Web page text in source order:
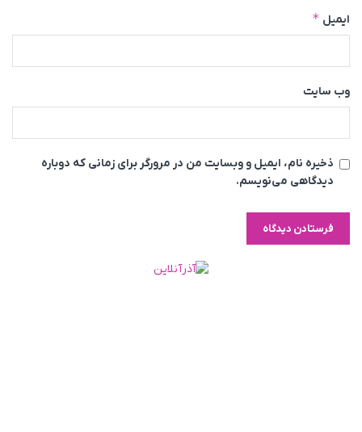
ایمیل *
وب‌ سایت
ذخیره نام، ایمیل و وبسایت من در مرورگر برای زمانی که دوباره
دیدگاهی می‌نویسم.